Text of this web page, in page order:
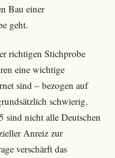
Bau einer
geht.
richtigen Stichprobe
eine wichtige
sind – bezogen auf
schwierig.
sind nicht alle Deutschen
Anreiz zur
verschärft das